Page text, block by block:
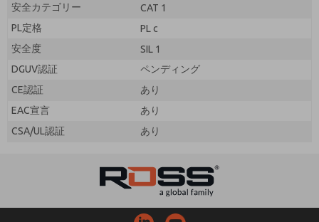
安全カテゴリー
CAT 1
PL定格
PL c
安全度
SIL 1
DGUV認証
ペンディング
CE認証
あり
EAC宣言
あり
CSA/UL認証
あり